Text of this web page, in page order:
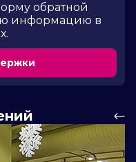
обратной
информацию в